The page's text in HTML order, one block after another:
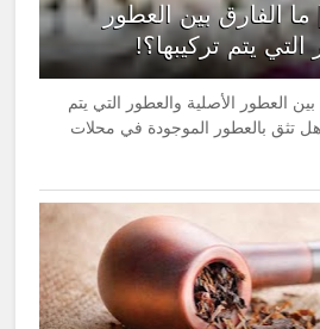
الفارق بين العطور
التي يتم تركيبها؟!
العطور الأصلية والعطور التي يتم
تثق بالعطور الموجودة في محلات